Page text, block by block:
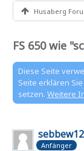
Husaberg
FS 650 wie
Diese Seite
Seite erklären
setzen. Weitere
Anfänger